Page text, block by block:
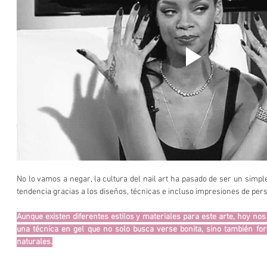
No lo vamos a negar, la cultura del nail art ha pasado de ser un
tendencia gracias a los diseños, técnicas e incluso impresiones de
Aunque existen diferentes estilos y materiales para este arte, hoy
una técnica en gel que no solo busca verse bonita, sino también
naturales.